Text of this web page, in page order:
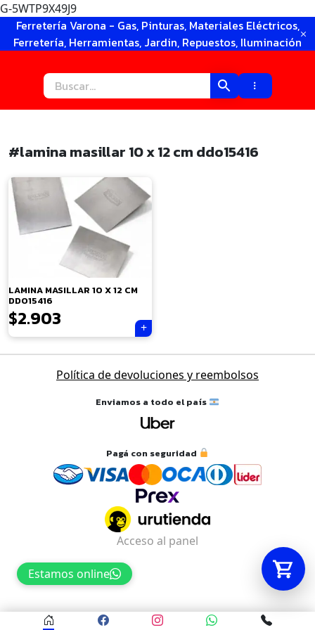
G-5WTP9X49J9
Ferretería Varona - Gas, Pinturas, Materiales Eléctricos,
Ferretería, Herramientas, Jardin, Repuestos, Iluminación
#lamina masillar 10 x 12 cm ddo15416
LAMINA MASILLAR 10 X 12 CM
DDO15416
$2.903
Política de devoluciones y reembolsos
Enviamos a todo el país
Pagá con seguridad
Estamos online
Acceso al panel
Tu carrito está vacío.
Agregá un producto y aparecerá acá